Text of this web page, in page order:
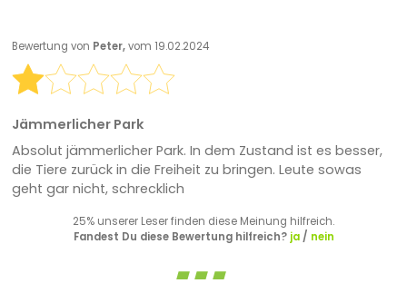
Bewertung von Peter,vom 19.02.2024
Jämmerlicher Park
Absolut jämmerlicher Park. In dem Zustand ist es besser,
die Tiere zurück in die Freiheit zu bringen. Leute sowas
geht gar nicht, schrecklich
25% unserer Leser finden diese Meinung hilfreich.
Fandest Du diese Bewertung hilfreich? ja/ nein